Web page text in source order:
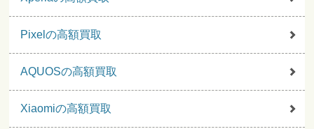
Pixelの高額買取
AQUOSの高額買取
Xiaomiの高額買取